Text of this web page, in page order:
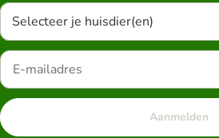
Selecteer je huisdier(en)
Aanmelden